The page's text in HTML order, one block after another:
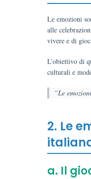
Le emozioni
alle
vivere e di
L’obiettivo di
culturali e
“Le
2. Le
a. Il